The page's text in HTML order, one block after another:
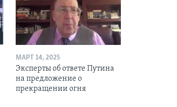
МАРТ 14, 2025
Эксперты об ответе Путина
на предложение о
прекращении огня